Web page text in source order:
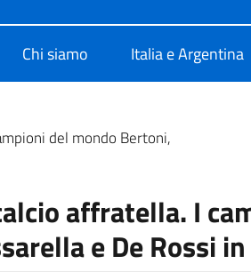
Chi siamo Italia e Argentina
del mondo Bertoni,
affratella. I
e De Rossi